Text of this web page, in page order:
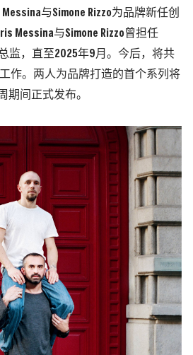
与Simone Rizzo为品牌新任创
Messina与Simone Rizzo曾担任
监，直至2025年9月。今后，将共
作。两人为品牌打造的首个系列将
期间正式发布。